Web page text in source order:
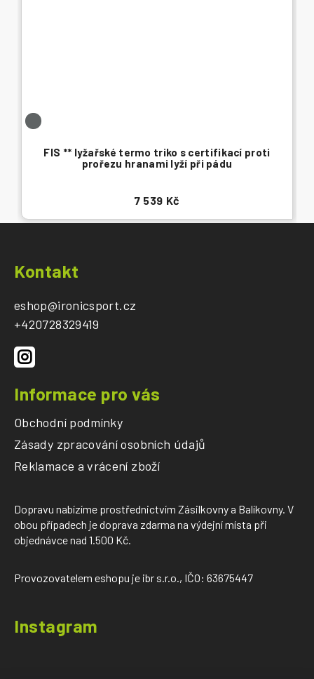
FIS ** lyžařské termo triko s certifikací proti
prořezu hranami lyží při pádu
7 539 Kč
Kontakt
eshop@ironicsport.cz
+420728329419
Informace pro vás
Obchodní podmínky
Zásady zpracování osobních údajů
Reklamace a vrácení zboží
Dopravu nabízíme prostřednictvím Zásilkovny a Balíkovny. V
obou případech je doprava zdarma na výdejní místa při
objednávce nad 1.500 Kč.
Provozovatelem eshopu je ibr s.r.o., IČO: 63675447
Instagram